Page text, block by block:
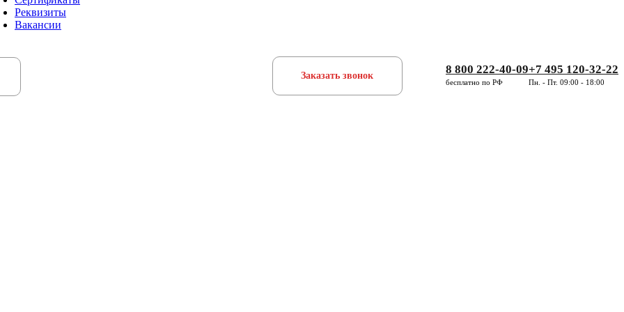
Реквизиты
Вакансии
Заказать звонок 8 800 222-40-09
бесплатно по РФ
+7 495 120-32-22
Пн. - Пт. 09:00 - 18:00